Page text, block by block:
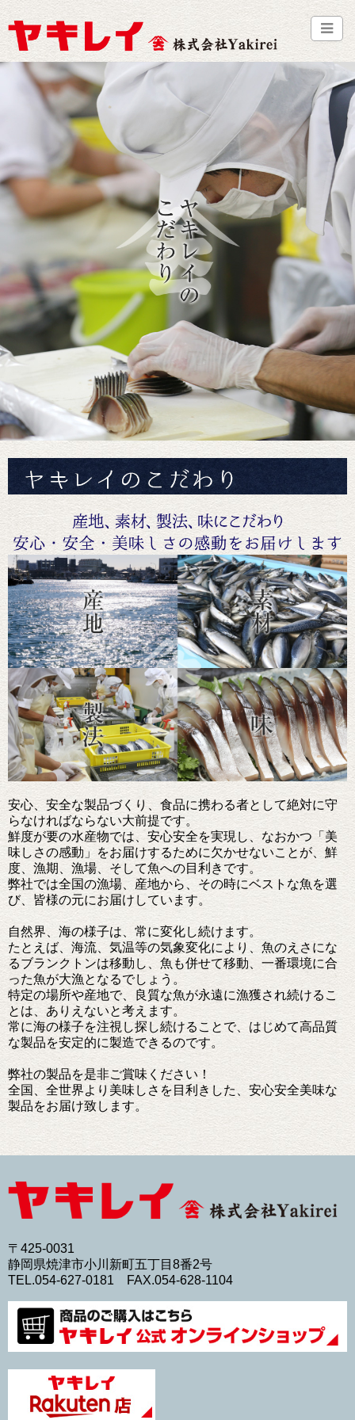
安心、安全な製品づくり、食品に携わる者として絶対に守
らなければならない大前提です。
鮮度が要の水産物では、安心安全を実現し、なおかつ「美
味しさの感動」をお届けするために欠かせないことが、鮮
度、漁期、漁場、そして魚への目利きです。
弊社では全国の漁場、産地から、その時にベストな魚を選
び、皆様の元にお届けしています。
自然界、海の様子は、常に変化し続けます。
たとえば、海流、気温等の気象変化により、魚のえさにな
るブランクトンは移動し、魚も併せて移動、一番環境に合
った魚が大漁となるでしょう。
特定の場所や産地で、良質な魚が永遠に漁獲され続けるこ
とは、ありえないと考えます。
常に海の様子を注視し探し続けることで、はじめて高品質
な製品を安定的に製造できるのです。
弊社の製品を是非ご賞味ください！
全国、全世界より美味しさを目利きした、安心安全美味な
製品をお届け致します。
〒425-0031
静岡県焼津市小川新町五丁目8番2号
TEL.054-627-0181 FAX.054-628-1104